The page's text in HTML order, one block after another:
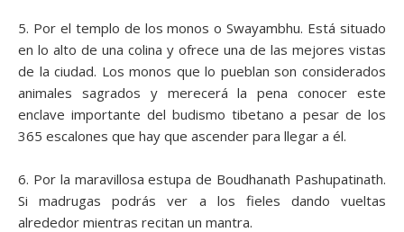
5. Por el templo de los monos o Swayambhu. Está situado
en lo alto de una colina y ofrece una de las mejores vistas
de la ciudad. Los monos que lo pueblan son considerados
animales sagrados y merecerá la pena conocer este
enclave importante del budismo tibetano a pesar de los
365 escalones que hay que ascender para llegar a él.
6. Por la maravillosa estupa de Boudhanath Pashupatinath.
Si madrugas podrás ver a los fieles dando vueltas
alrededor mientras recitan un mantra.